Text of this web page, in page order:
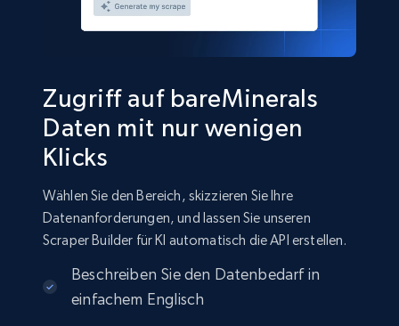
Zugriff auf bareMinerals
Daten mit nur wenigen
Klicks
Wählen Sie den Bereich, skizzieren Sie Ihre
Datenanforderungen, und lassen Sie unseren
Scraper Builder für KI automatisch die API erstellen.
Beschreiben Sie den Datenbedarf in
einfachem Englisch